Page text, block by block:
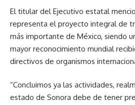
El titular del Ejecutivo estatal
representa el proyecto integral de
más importante de México, siendo
mayor reconocimiento mundial
directivos de organismos
“Concluimos ya las actividades,
estado de Sonora debe de tener